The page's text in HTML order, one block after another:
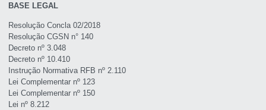
BASE LEGAL
Resolução Concla 02/2018
Resolução CGSN n° 140
Decreto nº 3.048
Decreto nº 10.410
Instrução Normativa RFB nº 2.110
Lei Complementar nº 123
Lei Complementar nº 150
Lei nº 8.212